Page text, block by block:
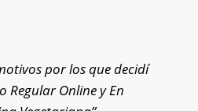
por los que decidí
Regular Online y En